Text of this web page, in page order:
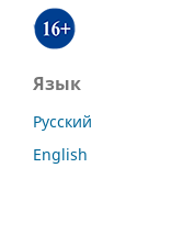
Язык
Русский
English